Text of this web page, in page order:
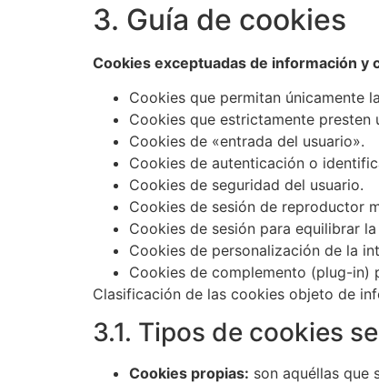
3. Guía de cookies
Cookies exceptuadas de información y
Cookies que permitan únicamente
Cookies que estrictamente
Cookies de «entrada del usuario».
Cookies de autenticación o
Cookies de seguridad del usuario.
Cookies de sesión de reproductor
Cookies de sesión para equilibrar
Cookies de personalización de la
Cookies de complemento (plug-in)
Clasificación de las cookies objeto de
3.1. Tipos de cookies
Cookies propias: son aquéllas que